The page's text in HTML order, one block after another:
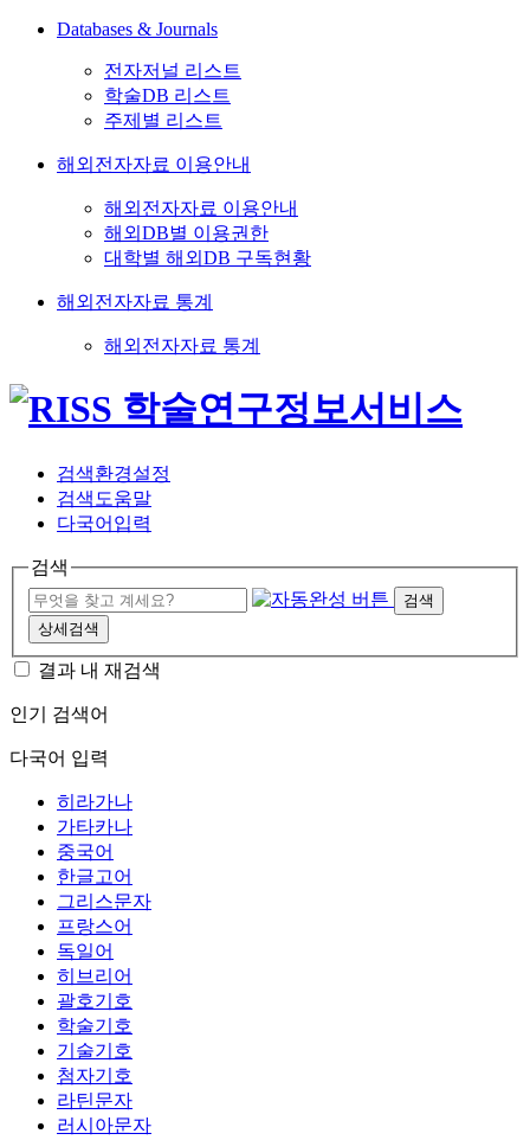
Databases & Journals
전자저널 리스트
학술DB 리스트
주제별 리스트
해외전자자료 이용안내
해외전자자료 이용안내
해외DB별 이용권한
대학별 해외DB 구독현황
해외전자자료 통계
해외전자자료 통계
검색환경설정
검색도움말
다국어입력
검색
검색
상세검색
결과 내 재검색
인기 검색어
다국어 입력
히라가나
가타카나
중국어
한글고어
그리스문자
프랑스어
독일어
히브리어
괄호기호
학술기호
기술기호
첨자기호
라틴문자
러시아문자